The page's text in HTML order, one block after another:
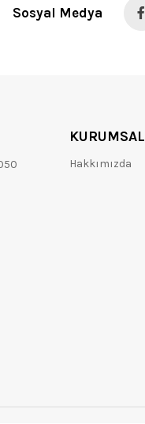
Sosyal Medya
KURUMSAL
Hakkımızda